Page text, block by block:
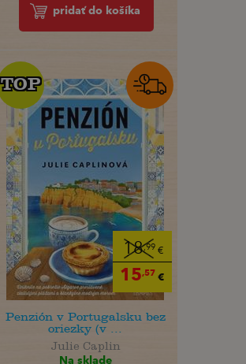
pridať do košíka
18,99 €
15,57 €
TOP
TOP
Penzión v Portugalsku bez
oriezky (v ...
Julie Caplin
Na sklade